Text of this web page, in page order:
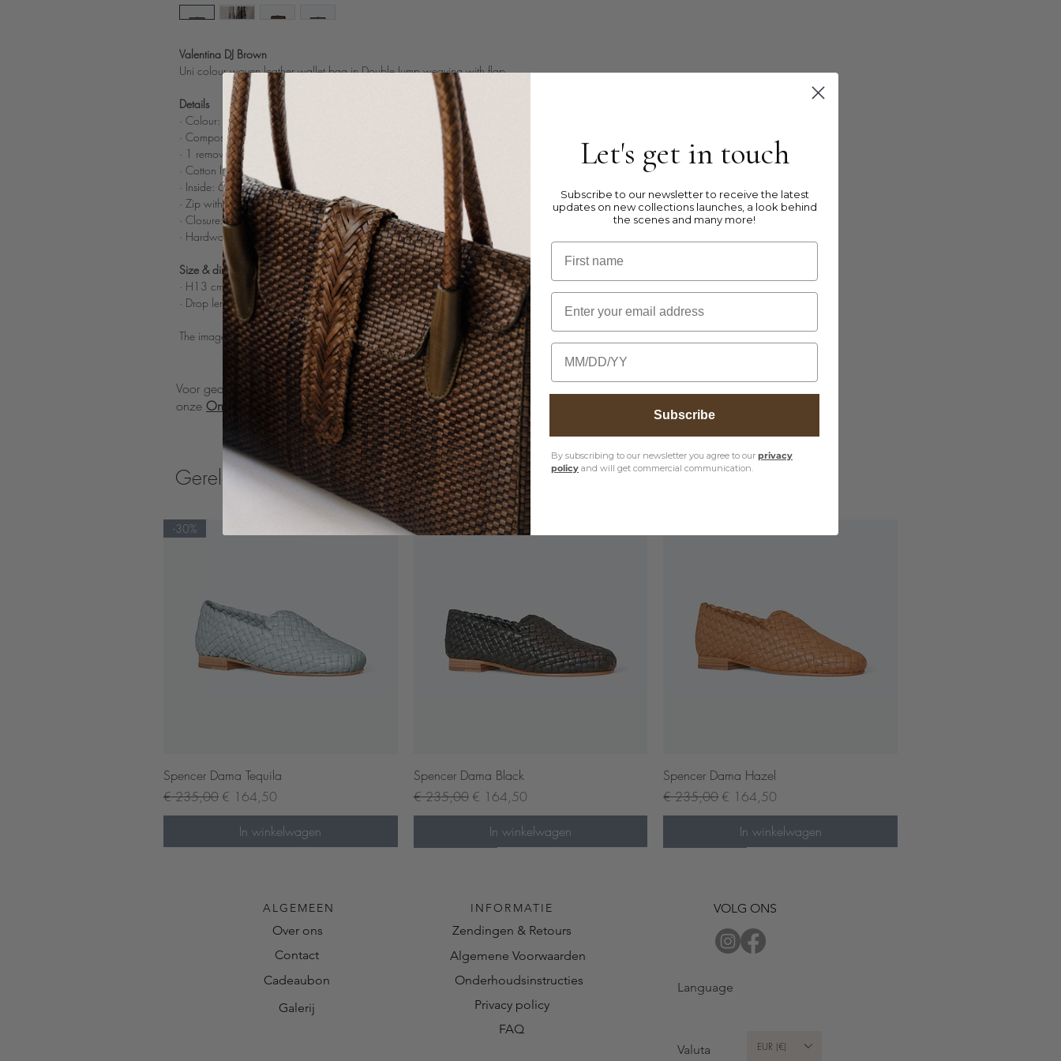
Valentina DJ Brown
Uni colour woven leather wallet bag in Double Jump weaving with flap
Details
· Colour: Brown
· Composition: 100% woven buff light leather
· 1 removable strap using snap buttons
· Cotton lining
· Inside: 6 compartiments for credit cards, 1 bill compartment and a zip pocket
· Zip with leather puller
· Closure: 3 invisible magnets
· Hardware: nickle color
Size & dimensions
· H13 cm x L25 cm x D3 cm
· Drop length strap: 57 cm
The image on the model is to illustrate the size of the bag.
Voor gedetailleerde richtlijnen over het behoud van uw item, gelieve
onze Onderhoudsinstructies pagina te bekijken
Gerelateerde producten
Snel overzicht
-30%
Spencer Dama Tequila
Normale prijs
€ 235,00 Verkoopprijs
€ 164,50
In winkelwagen
Snel overzicht
Spencer Dama Black
Normale prijs
€ 235,00 Verkoopprijs
€ 164,50
In winkelwagen
Snel overzicht
Spencer Dama Hazel
Normale prijs
€ 235,00 Verkoopprijs
€ 164,50
In winkelwagen
ALGEMEEN
Over ons
Contact
Cadeaubon
Galerij
INFORMATIE
Zendingen & Retours
Algemene Voorwaarden
Onderhoudsinstructies
Privacy policy
FAQ
VOLG ONS
Language
Valuta EUR (€)
Let's get in touch
Subscribe to our newsletter to receive the latest
updates on new collections launches, a look behind
the scenes and many more!
First name
Email
Birthday
Subscribe
By subscribing to our newsletter you agree to our privacy
policy and will get commercial communication.